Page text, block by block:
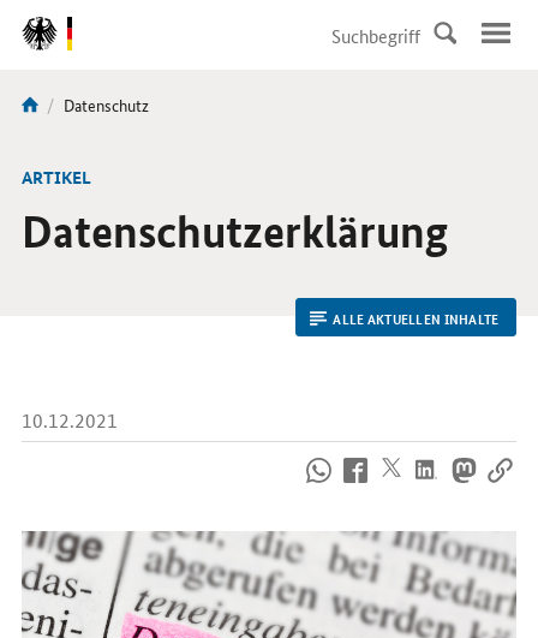
DirektZu:
Navigation
Sie
hier:
Aktuelle
Datenschutz
ARTIKEL
Datenschutzerklärung
ALLE AKTUELLEN INHALTE
10.12.2021
uns
im
Internet